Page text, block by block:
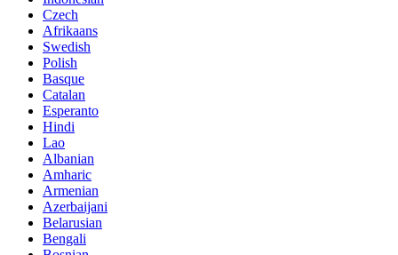
Czech
Afrikaans
Swedish
Polish
Basque
Catalan
Esperanto
Hindi
Lao
Albanian
Amharic
Armenian
Azerbaijani
Belarusian
Bengali